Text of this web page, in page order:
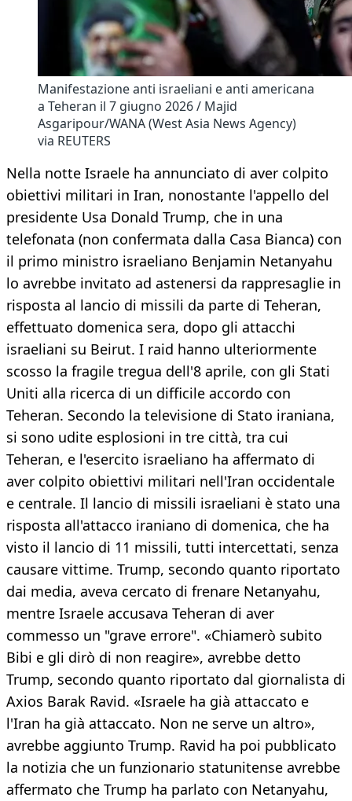
Manifestazione anti israeliani e anti americana
a Teheran il 7 giugno 2026 / Majid
Asgaripour/WANA (West Asia News Agency)
via REUTERS
Nella notte Israele ha annunciato di aver colpito
obiettivi militari in Iran, nonostante l'appello del
presidente Usa Donald Trump, che in una
telefonata (non confermata dalla Casa Bianca) con
il primo ministro israeliano Benjamin Netanyahu
lo avrebbe invitato ad astenersi da rappresaglie in
risposta al lancio di missili da parte di Teheran,
effettuato domenica sera, dopo gli attacchi
israeliani su Beirut. I raid hanno ulteriormente
scosso la fragile tregua dell'8 aprile, con gli Stati
Uniti alla ricerca di un difficile accordo con
Teheran. Secondo la televisione di Stato iraniana,
si sono udite esplosioni in tre città, tra cui
Teheran, e l'esercito israeliano ha affermato di
aver colpito obiettivi militari nell'Iran occidentale
e centrale. Il lancio di missili israeliani è stato una
risposta all'attacco iraniano di domenica, che ha
visto il lancio di 11 missili, tutti intercettati, senza
causare vittime. Trump, secondo quanto riportato
dai media, aveva cercato di frenare Netanyahu,
mentre Israele accusava Teheran di aver
commesso un "grave errore". «Chiamerò subito
Bibi e gli dirò di non reagire», avrebbe detto
Trump, secondo quanto riportato dal giornalista di
Axios Barak Ravid. «Israele ha già attaccato e
l'Iran ha già attaccato. Non ne serve un altro»,
avrebbe aggiunto Trump. Ravid ha poi pubblicato
la notizia che un funzionario statunitense avrebbe
affermato che Trump ha parlato con Netanyahu,